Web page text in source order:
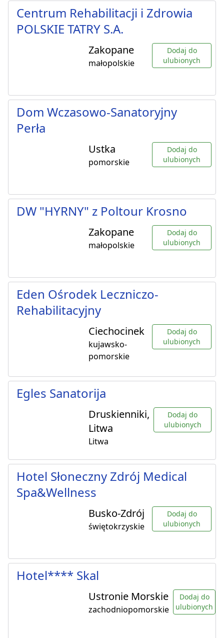
Centrum Rehabilitacji i Zdrowia
POLSKIE TATRY S.A.
Zakopane
małopolskie
Dodaj do
ulubionych
Dom Wczasowo-Sanatoryjny
Perła
Ustka
pomorskie
Dodaj do
ulubionych
DW "HYRNY" z Poltour Krosno
Zakopane
małopolskie
Dodaj do
ulubionych
Eden Ośrodek Leczniczo-
Rehabilitacyjny
Ciechocinek
kujawsko-
pomorskie
Dodaj do
ulubionych
Egles Sanatorija
Druskienniki,
Litwa
Litwa
Dodaj do
ulubionych
Hotel Słoneczny Zdrój Medical
Spa&Wellness
Busko-Zdrój
świętokrzyskie
Dodaj do
ulubionych
Hotel**** Skal
Ustronie Morskie
zachodniopomorskie
Dodaj do
ulubionych